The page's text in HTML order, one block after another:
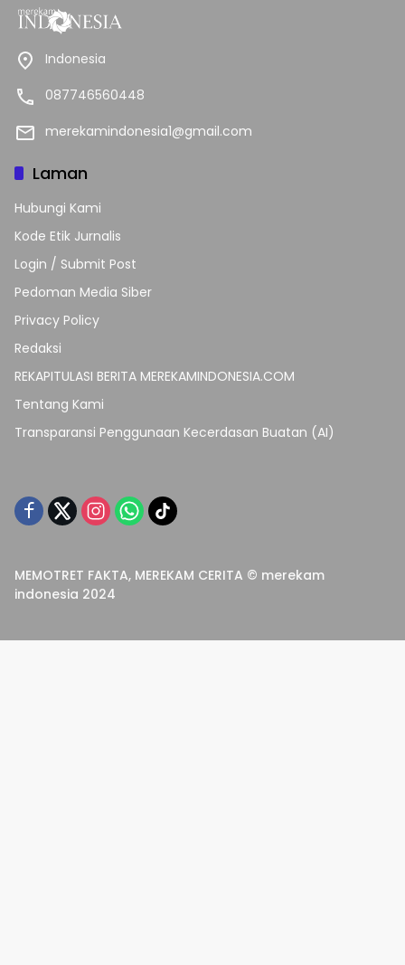
Indonesia
087746560448
merekamindonesia1@gmail.com
Laman
Hubungi Kami
Kode Etik Jurnalis
Login / Submit Post
Pedoman Media Siber
Privacy Policy
Redaksi
REKAPITULASI BERITA MEREKAMINDONESIA.COM
Tentang Kami
Transparansi Penggunaan Kecerdasan Buatan (AI)
MEMOTRET FAKTA, MEREKAM CERITA © merekam
indonesia 2024